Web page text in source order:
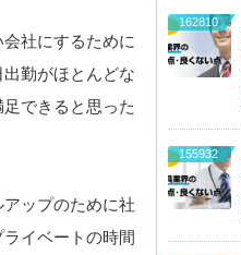
社にするために
勤がほとんどな
できると思った
ップのために社
イベートの時間
162810
155932